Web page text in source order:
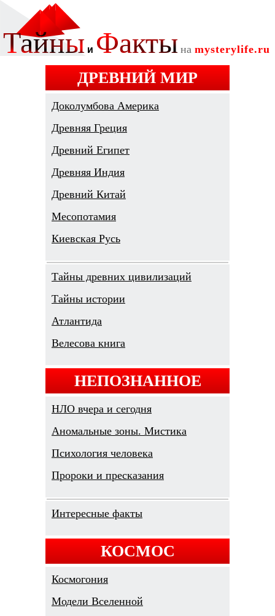
ДРЕВНИЙ МИР
Доколумбова Америка
Древняя Греция
Древний Египет
Древняя Индия
Древний Китай
Месопотамия
Киевская Русь
Тайны древних цивилизаций
Тайны истории
Атлантида
Велесова книга
НЕПОЗНАННОЕ
НЛО вчера и сегодня
Аномальные зоны. Мистика
Психология человека
Пророки и пресказания
Интересные факты
КОСМОС
Космогония
Модели Вселенной